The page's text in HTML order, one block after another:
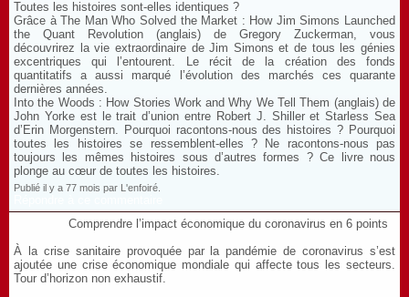
Toutes les histoires sont-elles identiques ?
Grâce à The Man Who Solved the Market : How Jim Simons Launched
the Quant Revolution (anglais) de Gregory Zuckerman, vous
découvrirez la vie extraordinaire de Jim Simons et de tous les génies
excentriques qui l’entourent. Le récit de la création des fonds
quantitatifs a aussi marqué l’évolution des marchés ces quarante
dernières années.
Into the Woods : How Stories Work and Why We Tell Them (anglais) de
John Yorke est le trait d’union entre Robert J. Shiller et Starless Sea
d’Erin Morgenstern. Pourquoi racontons-nous des histoires ? Pourquoi
toutes les histoires se ressemblent-elles ? Ne racontons-nous pas
toujours les mêmes histoires sous d’autres formes ? Ce livre nous
plonge au cœur de toutes les histoires.
Publié il y a 77 mois par L'enfoiré.
Comprendre l’impact économique du coronavirus en 6 points
À la crise sanitaire provoquée par la pandémie de coronavirus s’est
ajoutée une crise économique mondiale qui affecte tous les secteurs.
Tour d’horizon non exhaustif.